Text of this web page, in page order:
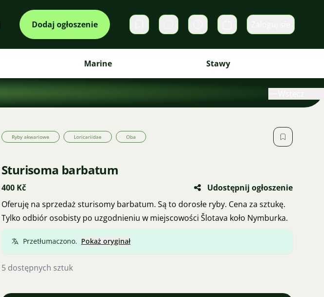
Dodaj ogłoszenie Prywatne wiadomości
Koszyk
Marine Stawy
Ryby akwariowe Loricariidae Oba
Sturisoma barbatum
400 Kč
Udostępnij ogłoszenie
Oferuję na sprzedaż sturisomy barbatum. Są to dorosłe ryby. Cena za sztukę.
Tylko odbiór osobisty po uzgodnieniu w miejscowości Šlotava koło Nymburka.
Przetłumaczono. Pokaż oryginał
5 dostępnych sztuk